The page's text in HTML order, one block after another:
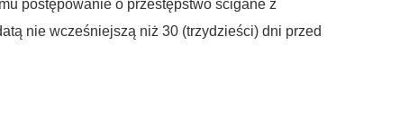
postępowanie o przestępstwo ścigane z
nie wcześniejszą niż 30 (trzydzieści) dni przed